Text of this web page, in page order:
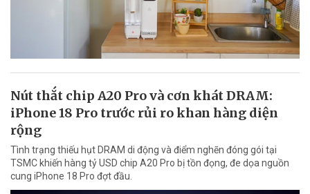
Nút thắt chip A20 Pro và cơn khát DRAM:
iPhone 18 Pro trước rủi ro khan hàng diện
rộng
Tình trạng thiếu hụt DRAM di động và điểm nghẽn đóng gói tại
TSMC khiến hàng tỷ USD chip A20 Pro bị tồn đọng, đe dọa nguồn
cung iPhone 18 Pro đợt đầu.